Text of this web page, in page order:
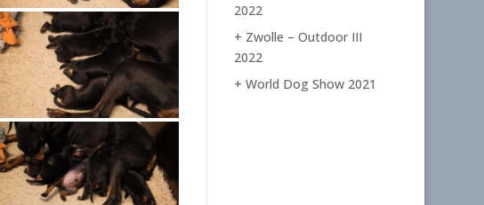
2022
+ Zwolle – Outdoor III
2022
+ World Dog Show 2021